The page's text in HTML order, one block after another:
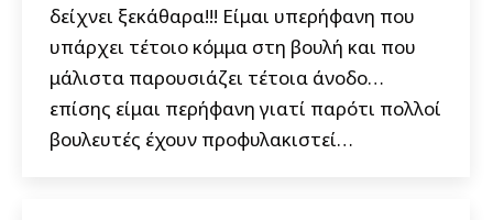
δείχνει ξεκάθαρα!!! Είμαι υπερήφανη που
υπάρχει τέτοιο κόμμα στη βουλή και που
μάλιστα παρουσιάζει τέτοια άνοδο…
επίσης είμαι περήφανη γιατί παρότι πολλοί
βουλευτές έχουν προφυλακιστεί…